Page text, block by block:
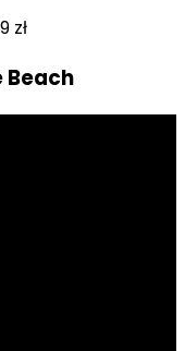
zł
Beach